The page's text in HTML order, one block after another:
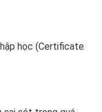
học (Certificate